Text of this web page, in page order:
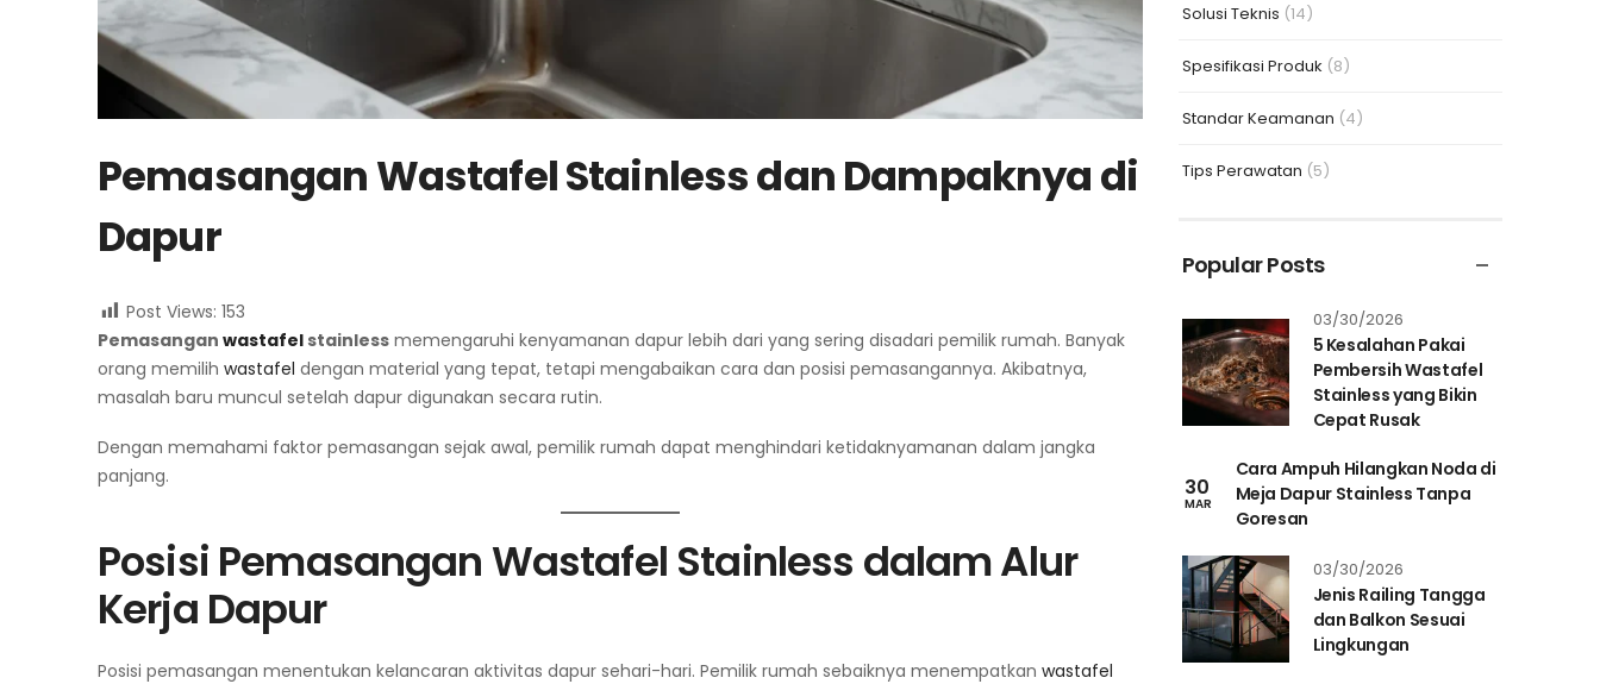
Pemasangan Wastafel Stainless dan Dampaknya di
Dapur
Post Views: 153
Pemasangan wastafel stainless memengaruhi kenyamanan dapur lebih dari yang sering disadari pemilik rumah. Banyak
orang memilih wastafel dengan material yang tepat, tetapi mengabaikan cara dan posisi pemasangannya. Akibatnya,
masalah baru muncul setelah dapur digunakan secara rutin.
Dengan memahami faktor pemasangan sejak awal, pemilik rumah dapat menghindari ketidaknyamanan dalam jangka
panjang.
Posisi PemasanganWastafel Stainless dalam Alur
Kerja Dapur
Posisi pemasangan menentukan kelancaran aktivitas dapur sehari-hari. Pemilik rumah sebaiknya menempatkan wastafel
Solusi Teknis (14)
Spesifikasi Produk (8)
Standar Keamanan (4)
Tips Perawatan (5)
Popular Posts
03/30/2026
5 Kesalahan Pakai
Pembersih Wastafel
Stainless yang Bikin
Cepat Rusak
30
MAR
Cara Ampuh Hilangkan Noda di
Meja Dapur Stainless Tanpa
Goresan
03/30/2026
Jenis Railing Tangga
dan Balkon Sesuai
Lingkungan